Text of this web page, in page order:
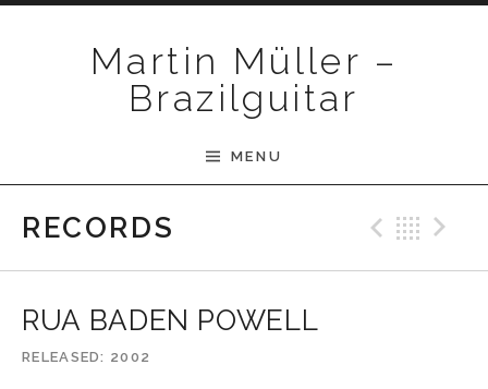
Martin Müller –
Brazilguitar
MENU
RECORDS
RUA BADEN POWELL
RELEASED 2002